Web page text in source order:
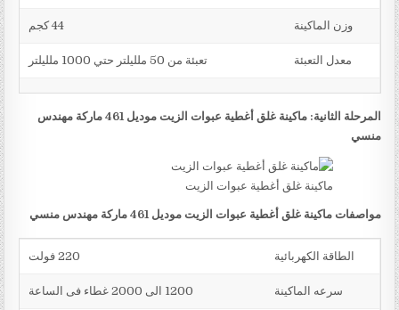
وزن الماكينة 44 كجم
معدل التعبئة تعبئة من 50 ملليلتر حتي 1000 ملليلتر
المرحلة الثانية: ماكينة غلق أغطية عبوات الزيت موديل 461 ماركة مهندس
منسي
ماكينة غلق أغطية عبوات الزيت
مواصفات ماكينة غلق أغطية عبوات الزيت موديل 461 ماركة مهندس منسي
الطاقة الكهربائية 220 فولت
سرعه الماكينة 1200 الى 2000 غطاء فى الساعة